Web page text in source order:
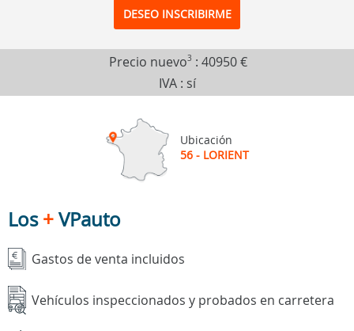
DESEO INSCRIBIRME
Precio nuevo3 : 40950 €
IVA : sí
Ubicación
56 - LORIENT
Los+VPauto
Gastos de venta incluidos
Vehículos inspeccionados y probados en carretera